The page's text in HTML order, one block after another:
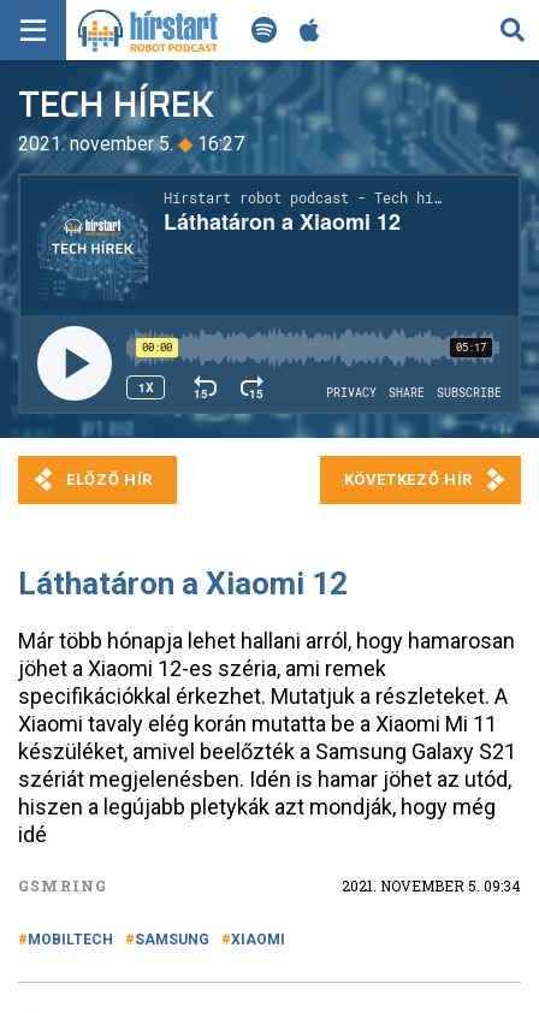
KERESÉS
KEZDŐLAP
FRISS HÍREK
TECH HÍREK
FILM-ZENE-SZÓRAKOZÁS
PLAYLIST
MI AZ A ROBOT PODCAST?
TECH HÍREK
2021. november 5.◆ 16:27
Láthatáron a Xiaomi 12
Már több hónapja lehet hallani arról, hogy hamarosan
jöhet a Xiaomi 12-es széria, ami remek
specifikációkkal érkezhet. Mutatjuk a részleteket. A
Xiaomi tavaly elég korán mutatta be a Xiaomi Mi 11
készüléket, amivel beelőzték a Samsung Galaxy S21
szériát megjelenésben. Idén is hamar jöhet az utód,
hiszen a legújabb pletykák azt mondják, hogy még
idé
GSMRING 2021. NOVEMBER 5. 09:34
MOBILTECH SAMSUNG XIAOMI